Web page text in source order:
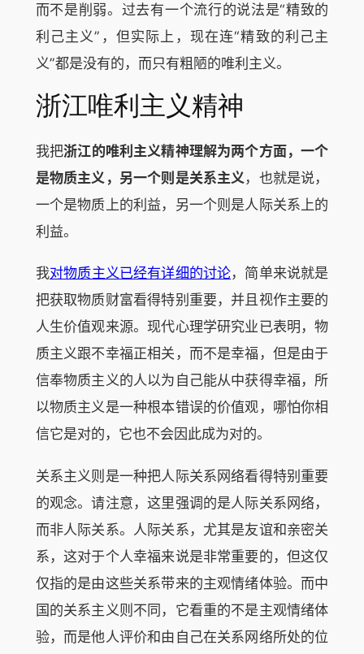
而不是削弱。过去有一个流行的说法是“精致的
利己主义”，但实际上，现在连“精致的利己主
义”都是没有的，而只有粗陋的唯利主义。
浙江唯利主义精神
我把浙江的唯利主义精神理解为两个方面，一个
是物质主义，另一个则是关系主义，也就是说，
一个是物质上的利益，另一个则是人际关系上的
利益。
我对物质主义已经有详细的讨论，简单来说就是
把获取物质财富看得特别重要，并且视作主要的
人生价值观来源。现代心理学研究业已表明，物
质主义跟不幸福正相关，而不是幸福，但是由于
信奉物质主义的人以为自己能从中获得幸福，所
以物质主义是一种根本错误的价值观，哪怕你相
信它是对的，它也不会因此成为对的。
关系主义则是一种把人际关系网络看得特别重要
的观念。请注意，这里强调的是人际关系网络，
而非人际关系。人际关系，尤其是友谊和亲密关
系，这对于个人幸福来说是非常重要的，但这仅
仅指的是由这些关系带来的主观情绪体验。而中
国的关系主义则不同，它看重的不是主观情绪体
验，而是他人评价和由自己在关系网络所处的位